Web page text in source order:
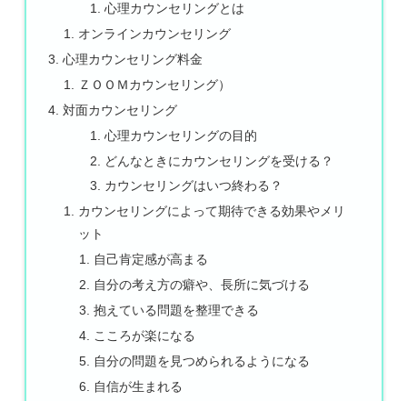
心理カウンセリングとは
オンラインカウンセリング
心理カウンセリング料金
ＺＯＯＭカウンセリング）
対面カウンセリング
心理カウンセリングの目的
どんなときにカウンセリングを受ける？
カウンセリングはいつ終わる？
カウンセリングによって期待できる効果やメリ
ット
自己肯定感が高まる
自分の考え方の癖や、長所に気づける
抱えている問題を整理できる
こころが楽になる
自分の問題を見つめられるようになる
自信が生まれる